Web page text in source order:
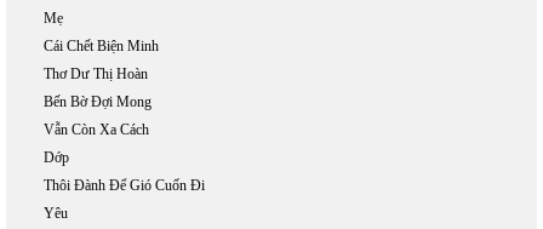
Mẹ
Cái Chết Biện Minh
Thơ Dư Thị Hoàn
Bến Bờ Đợi Mong
Vẫn Còn Xa Cách
Dớp
Thôi Đành Để Gió Cuốn Đi
Yêu